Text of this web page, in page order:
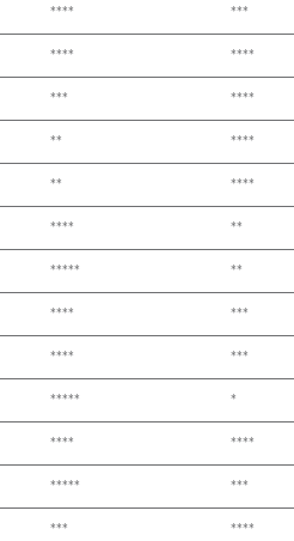
**** ***
**** ****
*** ****
** ****
** ****
**** **
***** **
**** ***
**** ***
***** *
**** ****
***** ***
*** ****